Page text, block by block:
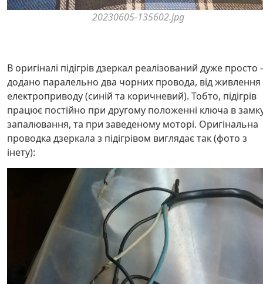
20230605-135602.jpg
В оригіналі підігрів дзеркал реалізований дуже просто -
додано паралельно два чорних провода, від живлення
електроприводу (синій та коричневий). Тобто, підігрів
працює постійно при другому положенні ключа в
запалювання, та при заведеному моторі. Оригінальна
проводка дзеркала з підігрівом виглядає так (фото з
інету):